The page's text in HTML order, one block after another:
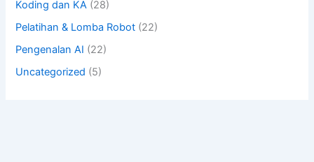
Koding dan KA (28)
Pelatihan & Lomba Robot (22)
Pengenalan AI (22)
Uncategorized (5)